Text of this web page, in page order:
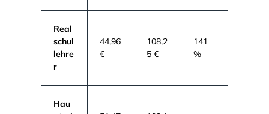
Real
schul
lehre
r
44,96
€
108,2
5 €
141
%
Hau